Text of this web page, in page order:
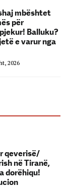
mbështet
për
Balluku?
e varur nga
2026
qeverisë/
në Tiranë,
dorëhiqu!